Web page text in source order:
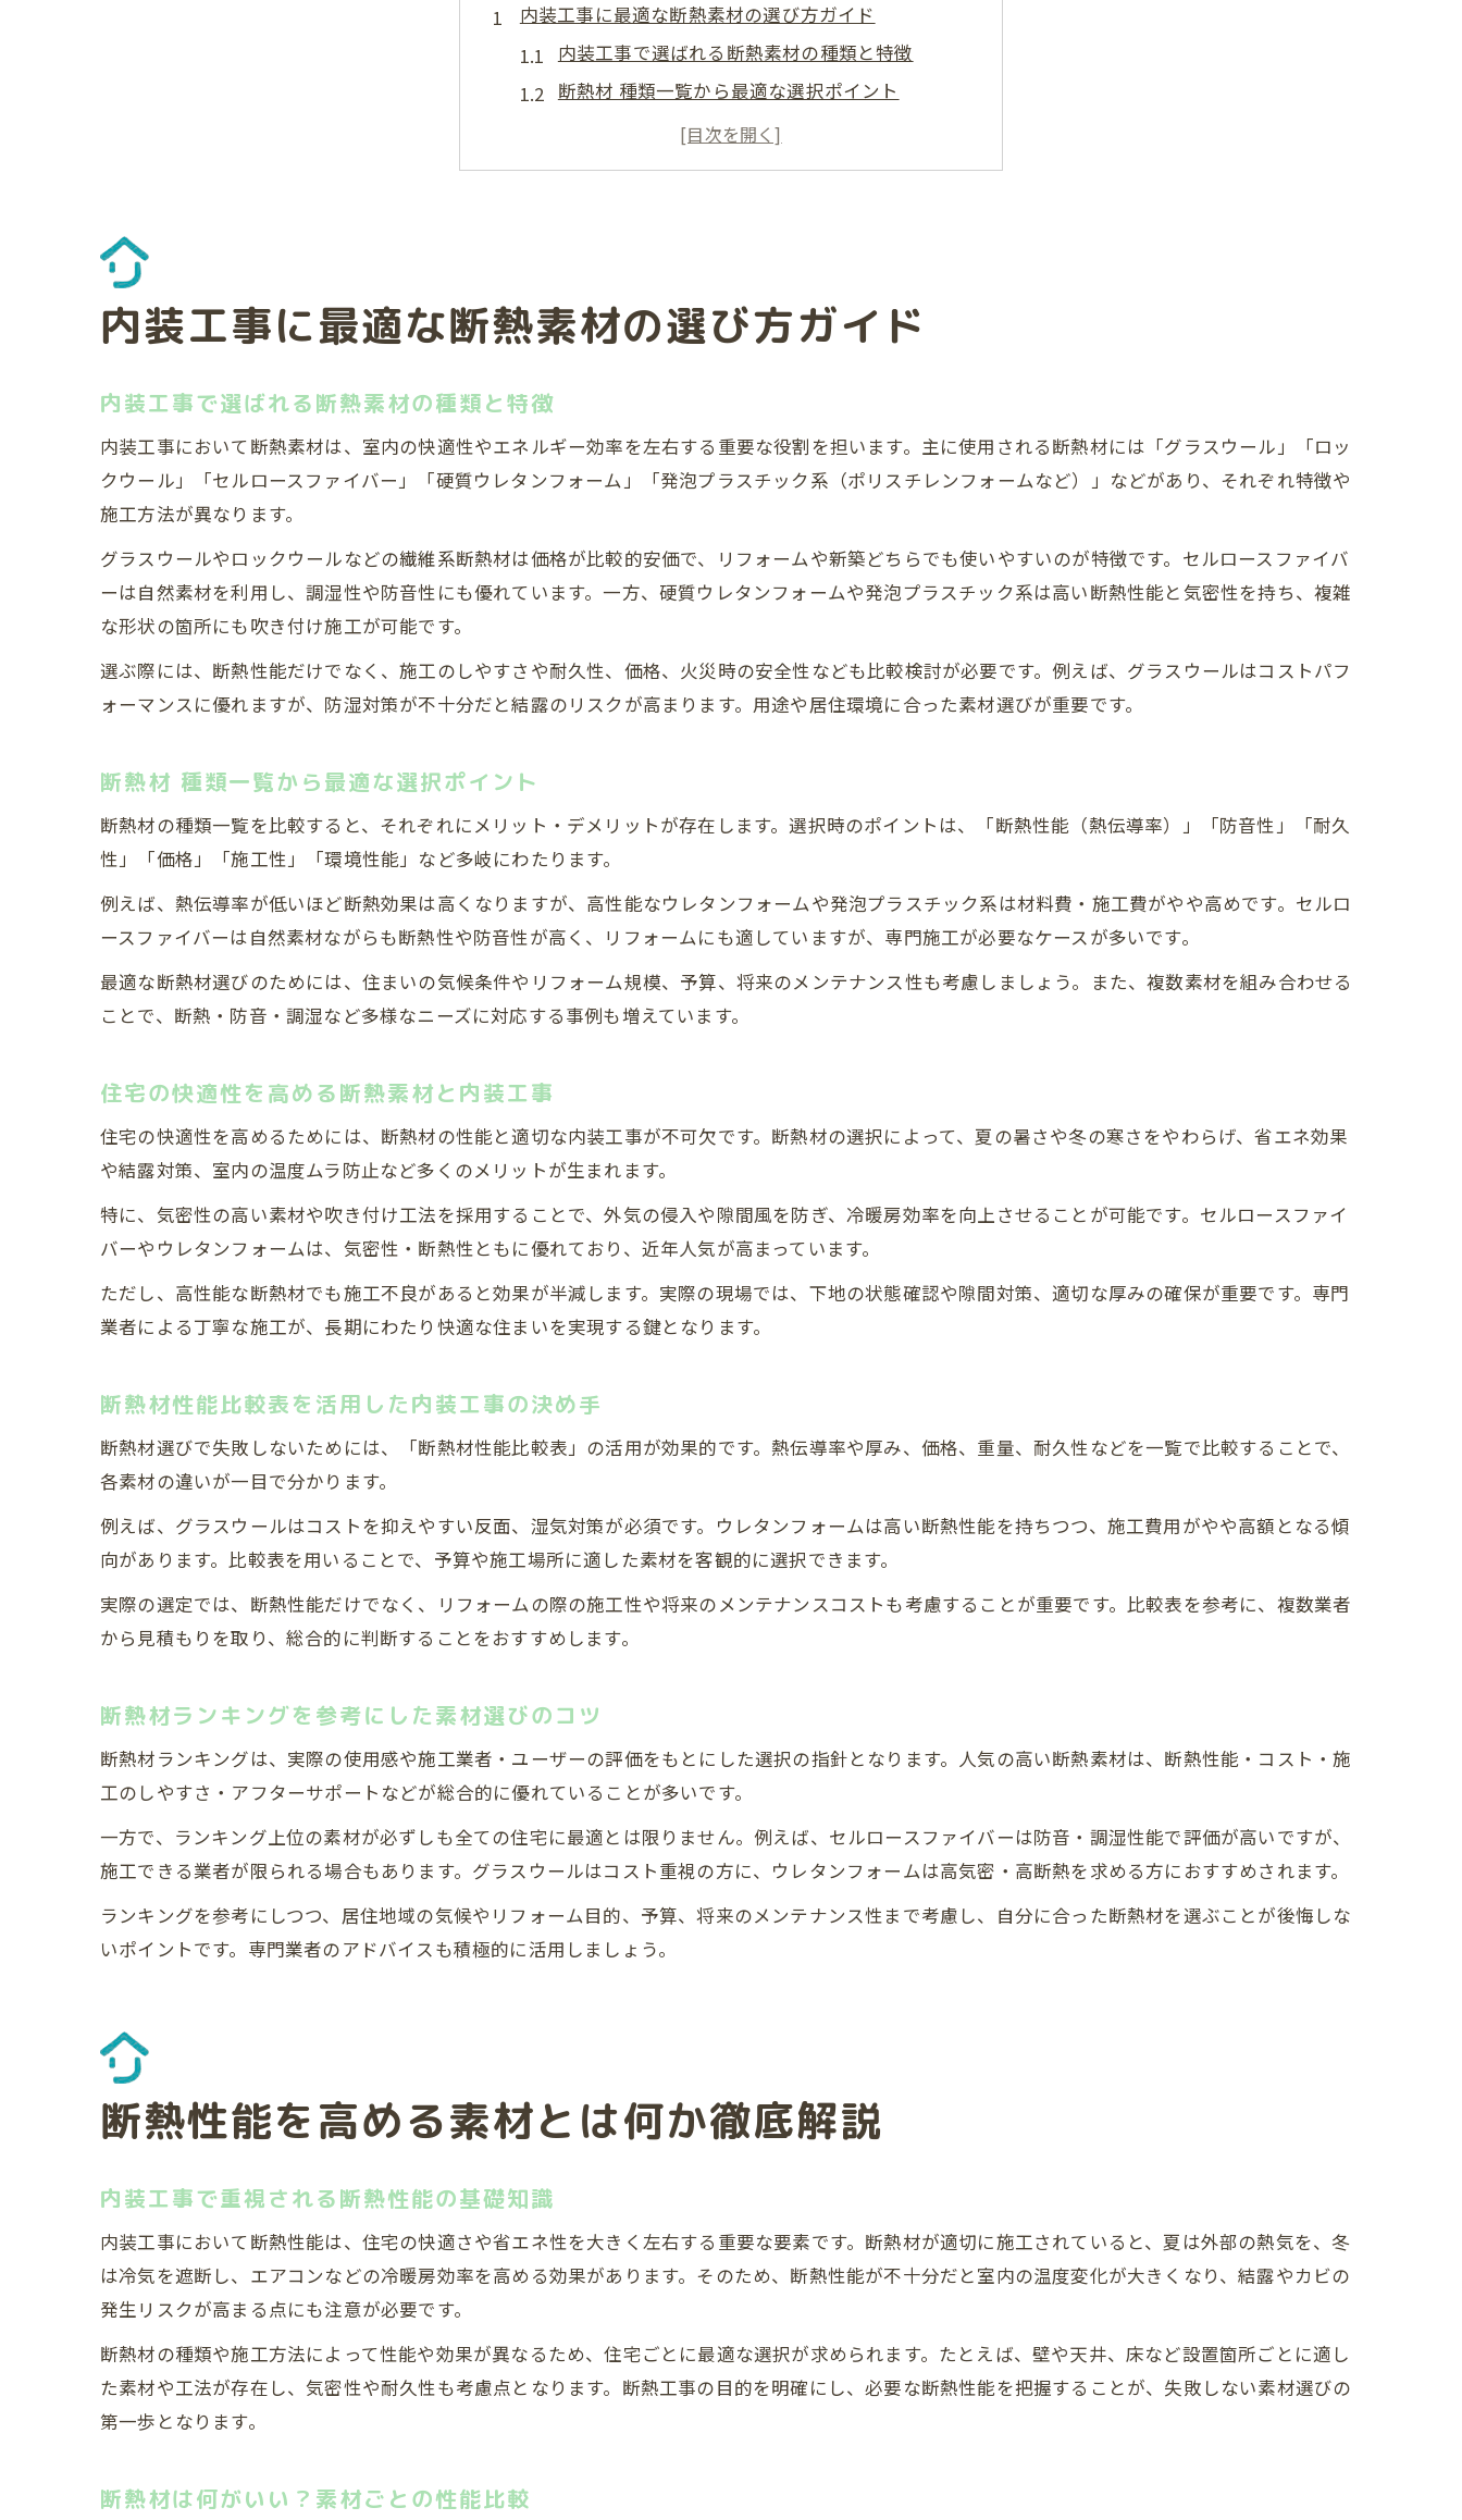
内装工事に最適な断熱素材の選び方ガイド
内装工事で選ばれる断熱素材の種類と特徴
断熱材 種類一覧から最適な選択ポイント
住宅の快適性を高める断熱素材と内装工事
断熱材性能比較表を活用した内装工事の決め手
断熱材は何がいい？素材ごとの性能比較
内装工事に適した最強断熱材の特徴を解説
快適住まいを叶える内装工事と断熱素材の関係
断熱素材選びで変わる快適な暮らしのポイント
内装工事と断熱素材の組み合わせ事例紹介
省エネ住宅に適した断熱素材の選定法
比較で差が出る内装工事断熱素材の特徴
断熱材比較表で見る性能とコストのバランス
断熱材種類一覧から見る主な特徴と注意点
セルロースファイバーなど素材別の強み解説
断熱材ランキングに注目した内装工事の新常識
内装工事で注目される断熱材ランキングの傾向
断熱材ランキングを活かした賢い素材選択術
グラスウールvsウレタン徹底比較で知る選び方
内装工事で選ぶ際の両素材のメリットと注意点
価格・耐久性・施工性から選ぶ断熱素材ポイント
内装工事に最適な断熱素材の選び方ガイド
内装工事で選ばれる断熱素材の種類と特徴
内装工事において断熱素材は、室内の快適性やエネルギー効率を左右する重要な役割を担います。主に使用される断熱材には「グラスウール」「ロッ
クウール」「セルロースファイバー」「硬質ウレタンフォーム」「発泡プラスチック系（ポリスチレンフォームなど）」などがあり、それぞれ特徴や
施工方法が異なります。
グラスウールやロックウールなどの繊維系断熱材は価格が比較的安価で、リフォームや新築どちらでも使いやすいのが特徴です。セルロースファイバ
ーは自然素材を利用し、調湿性や防音性にも優れています。一方、硬質ウレタンフォームや発泡プラスチック系は高い断熱性能と気密性を持ち、複雑
な形状の箇所にも吹き付け施工が可能です。
選ぶ際には、断熱性能だけでなく、施工のしやすさや耐久性、価格、火災時の安全性なども比較検討が必要です。例えば、グラスウールはコストパフ
ォーマンスに優れますが、防湿対策が不十分だと結露のリスクが高まります。用途や居住環境に合った素材選びが重要です。
断熱材 種類一覧から最適な選択ポイント
断熱材の種類一覧を比較すると、それぞれにメリット・デメリットが存在します。選択時のポイントは、「断熱性能（熱伝導率）」「防音性」「耐久
性」「価格」「施工性」「環境性能」など多岐にわたります。
例えば、熱伝導率が低いほど断熱効果は高くなりますが、高性能なウレタンフォームや発泡プラスチック系は材料費・施工費がやや高めです。セルロ
ースファイバーは自然素材ながらも断熱性や防音性が高く、リフォームにも適していますが、専門施工が必要なケースが多いです。
最適な断熱材選びのためには、住まいの気候条件やリフォーム規模、予算、将来のメンテナンス性も考慮しましょう。また、複数素材を組み合わせる
ことで、断熱・防音・調湿など多様なニーズに対応する事例も増えています。
住宅の快適性を高める断熱素材と内装工事
住宅の快適性を高めるためには、断熱材の性能と適切な内装工事が不可欠です。断熱材の選択によって、夏の暑さや冬の寒さをやわらげ、省エネ効果
や結露対策、室内の温度ムラ防止など多くのメリットが生まれます。
特に、気密性の高い素材や吹き付け工法を採用することで、外気の侵入や隙間風を防ぎ、冷暖房効率を向上させることが可能です。セルロースファイ
バーやウレタンフォームは、気密性・断熱性ともに優れており、近年人気が高まっています。
ただし、高性能な断熱材でも施工不良があると効果が半減します。実際の現場では、下地の状態確認や隙間対策、適切な厚みの確保が重要です。専門
業者による丁寧な施工が、長期にわたり快適な住まいを実現する鍵となります。
断熱材性能比較表を活用した内装工事の決め手
断熱材選びで失敗しないためには、「断熱材性能比較表」の活用が効果的です。熱伝導率や厚み、価格、重量、耐久性などを一覧で比較することで、
各素材の違いが一目で分かります。
例えば、グラスウールはコストを抑えやすい反面、湿気対策が必須です。ウレタンフォームは高い断熱性能を持ちつつ、施工費用がやや高額となる傾
向があります。比較表を用いることで、予算や施工場所に適した素材を客観的に選択できます。
実際の選定では、断熱性能だけでなく、リフォームの際の施工性や将来のメンテナンスコストも考慮することが重要です。比較表を参考に、複数業者
から見積もりを取り、総合的に判断することをおすすめします。
断熱材ランキングを参考にした素材選びのコツ
断熱材ランキングは、実際の使用感や施工業者・ユーザーの評価をもとにした選択の指針となります。人気の高い断熱素材は、断熱性能・コスト・施
工のしやすさ・アフターサポートなどが総合的に優れていることが多いです。
一方で、ランキング上位の素材が必ずしも全ての住宅に最適とは限りません。例えば、セルロースファイバーは防音・調湿性能で評価が高いですが、
施工できる業者が限られる場合もあります。グラスウールはコスト重視の方に、ウレタンフォームは高気密・高断熱を求める方におすすめされます。
ランキングを参考にしつつ、居住地域の気候やリフォーム目的、予算、将来のメンテナンス性まで考慮し、自分に合った断熱材を選ぶことが後悔しな
いポイントです。専門業者のアドバイスも積極的に活用しましょう。
断熱性能を高める素材とは何か徹底解説
内装工事で重視される断熱性能の基礎知識
内装工事において断熱性能は、住宅の快適さや省エネ性を大きく左右する重要な要素です。断熱材が適切に施工されていると、夏は外部の熱気を、冬
は冷気を遮断し、エアコンなどの冷暖房効率を高める効果があります。そのため、断熱性能が不十分だと室内の温度変化が大きくなり、結露やカビの
発生リスクが高まる点にも注意が必要です。
断熱材の種類や施工方法によって性能や効果が異なるため、住宅ごとに最適な選択が求められます。たとえば、壁や天井、床など設置箇所ごとに適し
た素材や工法が存在し、気密性や耐久性も考慮点となります。断熱工事の目的を明確にし、必要な断熱性能を把握することが、失敗しない素材選びの
第一歩となります。
断熱材は何がいい？素材ごとの性能比較